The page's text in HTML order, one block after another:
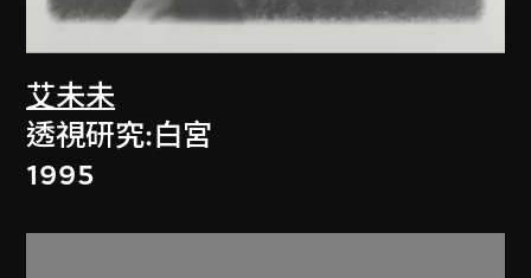
艾未未
透視研究:白宮
1995